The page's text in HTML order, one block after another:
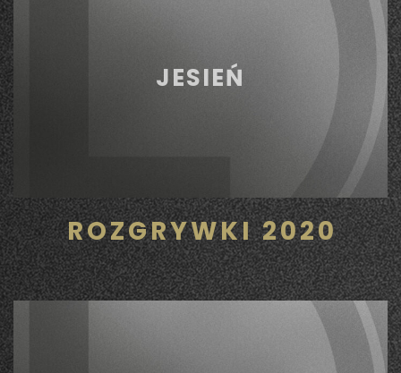
JESIEŃ
ROZGRYWKI 2020